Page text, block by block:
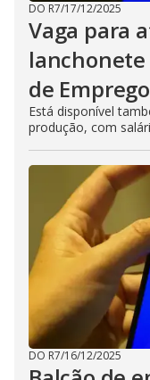
DO R7/17/12/2025
Vaga para
lanchonete
de
Está disponível
produção, com
DO R7/16/12/2025